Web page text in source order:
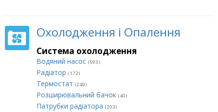
Охолодження і Опалення
Система охолодження
Водяний насос (593)
Радіатор (172)
Термостат (249)
Розширювальний бачок (40)
Патрубки радіатора (203)